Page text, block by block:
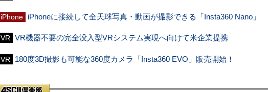
iPhone iPhoneに接続して全天球写真・動画が撮影できる「Insta360 Nano」
VR VR機器不要の完全没入型VRシステム実現へ向けて米企業提携
VR 180度3D撮影も可能な360度カメラ「Insta360 EVO」販売開始！